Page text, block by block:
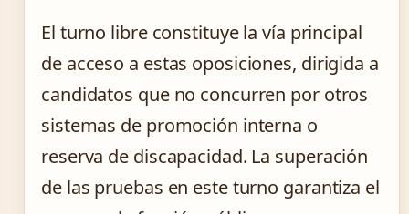
El turno libre constituye la vía principal
de acceso a estas oposiciones, dirigida a
candidatos que no concurren por otros
sistemas de promoción interna o
reserva de discapacidad. La superación
de las pruebas en este turno garantiza el